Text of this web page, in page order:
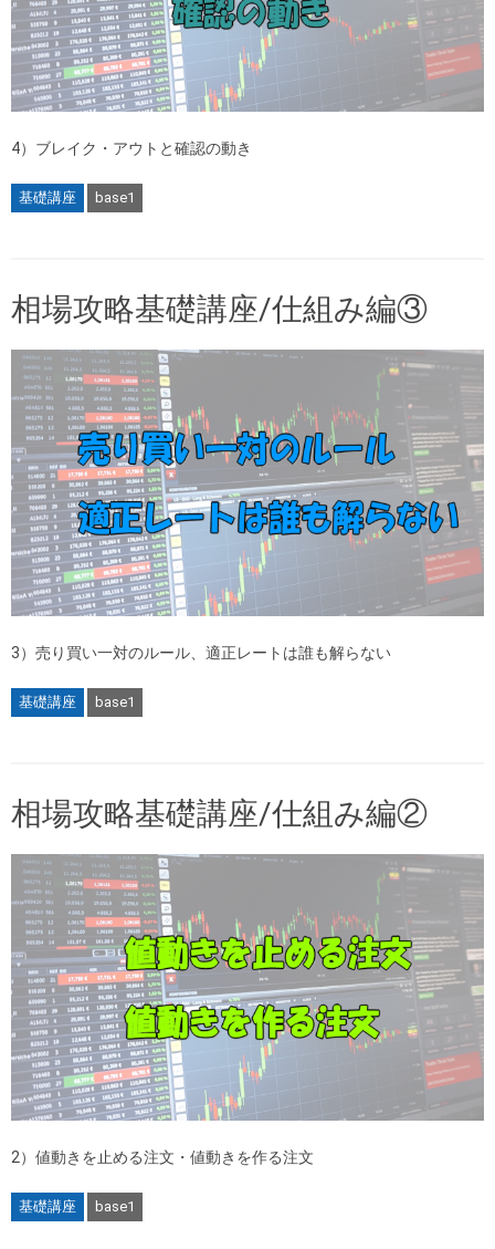
4）ブレイク・アウトと確認の動き
基礎講座 base1
相場攻略基礎講座/仕組み編③
3）売り買い一対のルール、適正レートは誰も解らない
基礎講座 base1
相場攻略基礎講座/仕組み編②
2）値動きを止める注文・値動きを作る注文
基礎講座 base1